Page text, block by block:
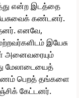
என்ற இடத்தை
கண்டனர்.
எனவே,
இயேசு
அனைவரையும்
மேலாடையைத்
பெறத் தங்களை
கேட்டனர்.